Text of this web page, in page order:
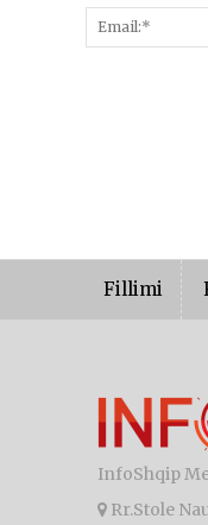
Fillimi
InfoShqip
Rr.Stole